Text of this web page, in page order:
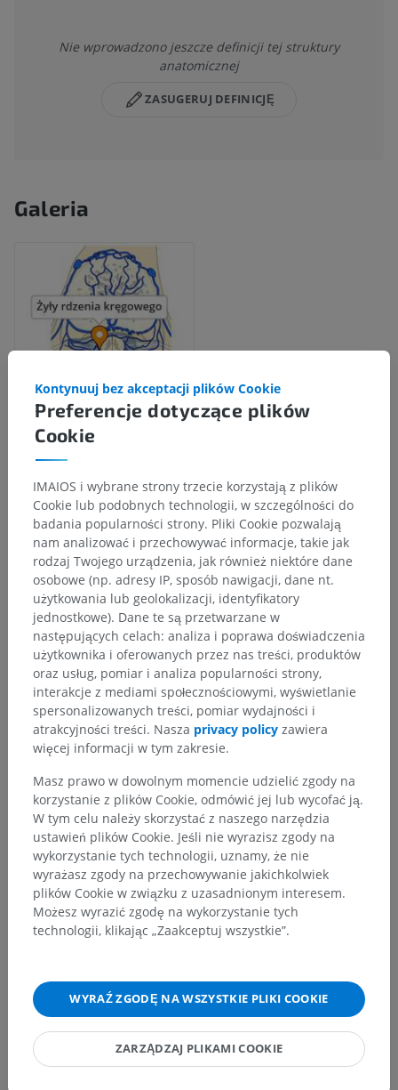
Nie wprowadzono jeszcze definicji tej struktury
anatomicznej
ZASUGERUJ DEFINICJĘ
Galeria
Hierarchia anatomiczna
Anatomia człowieka 1
Anatomia układu kostnego>
Układ sercowo-naczyniowy> Żyły>
Żyła główna górna; żyła próżna górna>
Żyła nieparzysta> Żyły kręgosłupa>
Splot żylny kręgowy wewnętrzny przedni>
Żyły rdzenia kręgowego
Powiązane struktury:Nie istnieją struktury powiązane
z tą częścią ciała
Neuroanatomia człowieka
Tłumaczenia
Zauważyłeś błąd?
tłumaczeń lub innych treści, które przełożą się na
lepszą jakość materiałów.
Zgłoś problem
Preferencje dotyczące plików
Cookie
Kontynuuj bez akceptacji plików Cookie
IMAIOS i wybrane strony trzecie korzystają z plików
Cookie lub podobnych technologii, w szczególności do
badania popularności strony. Pliki Cookie pozwalają
nam analizować i przechowywać informacje, takie jak
rodzaj Twojego urządzenia, jak również niektóre dane
osobowe (np. adresy IP, sposób nawigacji, dane nt.
użytkowania lub geolokalizacji, identyfikatory
jednostkowe). Dane te są przetwarzane w
następujących celach: analiza i poprawa doświadczenia
użytkownika i oferowanych przez nas treści, produktów
oraz usług, pomiar i analiza popularności strony,
interakcje z mediami społecznościowymi, wyświetlanie
spersonalizowanych treści, pomiar wydajności i
atrakcyjności treści. Nasza privacy policy zawiera
więcej informacji w tym zakresie.
Masz prawo w dowolnym momencie udzielić zgody na
korzystanie z plików Cookie, odmówić jej lub wycofać ją.
W tym celu należy skorzystać z naszego narzędzia
ustawień plików Cookie. Jeśli nie wyrazisz zgody na
wykorzystanie tych technologii, uznamy, że nie
wyrażasz zgody na przechowywanie jakichkolwiek
plików Cookie w związku z uzasadnionym interesem.
Możesz wyrazić zgodę na wykorzystanie tych
technologii, klikając „Zaakceptuj wszystkie”.
WYRAŹ ZGODĘ NA WSZYSTKIE PLIKI COOKIE
ZARZĄDZAJ PLIKAMI COOKIE